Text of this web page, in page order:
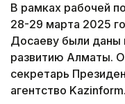
В рамках рабочей
28-29 марта 2025
Досаеву были даны
развитию Алматы.
секретарь
агентство Kazinform.